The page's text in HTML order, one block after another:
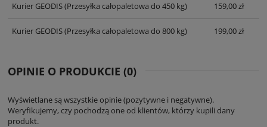
Kurier GEODIS(Przesyłka całopaletowa do 450 kg) 159,00 zł
Kurier GEODIS(Przesyłka całopaletowa do 800 kg) 199,00 zł
OPINIE O PRODUKCIE (0)
Wyświetlane są wszystkie opinie (pozytywne i negatywne).
Weryfikujemy, czy pochodzą one od klientów, którzy kupili dany
produkt.